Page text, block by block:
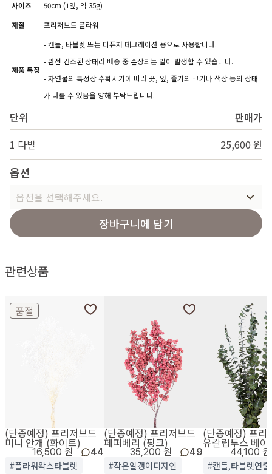
사이즈
50cm (1잎, 약 35g)
재질
프리저브드 플라워
제품 특징
- 캔들, 타블렛 또는 디퓨저 데코레이션 용으로 사용합니다.
- 완전 건조된 상태라 배송 중 손상되는 일이 발생할 수 있습니다.
- 자연물의 특성상 수확시기에 따라 꽃, 잎, 줄기의 크기나 색상 등의 상태
가 다를 수 있음을 양해 부탁드립니다.
단위
판매가
1 다발
25,600 원
옵션
옵션을 선택해주세요.
장바구니에 담기
관련상품
품절
(단종예정) 프리저브드
미니 안개 (화이트)
16,500 원 44
#플라워왁스타블렛
(단종예정) 프리저브드
페퍼베리 (핑크)
35,200 원 49
#작은알갱이디자인
(단종예정) 프리
유칼립투스 베
44,100 원
#캔들,타블렛연출